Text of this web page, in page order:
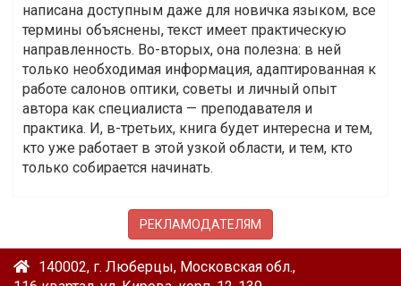
написана доступным даже для новичка языком, все
термины объяснены, текст имеет практическую
направленность. Во-вторых, она полезна: в ней
только необходимая информация, адаптированная к
работе салонов оптики, советы и личный опыт
автора как специалиста — преподавателя и
практика. И, в-третьих, книга будет интересна и тем,
кто уже работает в этой узкой области, и тем, кто
только собирается начинать.
РЕКЛАМОДАТЕЛЯМ
140002, г. Люберцы, Московская обл.,